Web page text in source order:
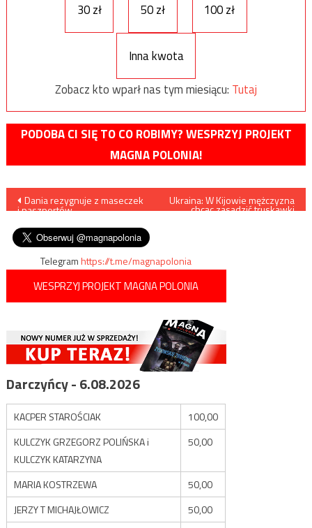
30 zł 50 zł 100 zł
Inna kwota
Zobacz kto wparł nas tym miesiącu: Tutaj
PODOBA CI SIĘ TO CO ROBIMY? WESPRZYJ PROJEKT
MAGNA POLONIA!
Nawigacja
wpisu
Dania rezygnuje z maseczek
i paszportów
Ukraina: W Kijowie mężczyzna
chcąc zasadzić truskawki
Telegramhttps://t.me/magnapolonia
WESPRZYJ PROJEKT MAGNA POLONIA
Darczyńcy - 6.08.2026
KACPER STAROŚCIAK
100,00
KULCZYK GRZEGORZ POLIŃSKA i
KULCZYK KATARZYNA
50,00
MARIA KOSTRZEWA
50,00
JERZY T MICHAJŁOWICZ
50,00